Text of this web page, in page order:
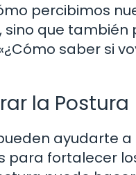
percibimos
que
saber si
la Postura
ayudarte
para fortalecer